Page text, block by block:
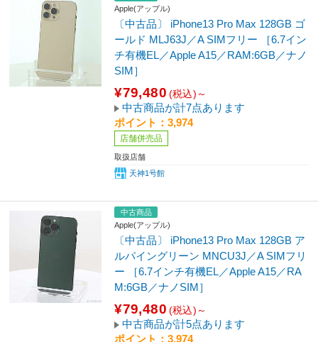
Apple(アップル)
〔中古品〕 iPhone13 Pro Max 128GB ゴ
ールド MLJ63J／A SIMフリー ［6.7イン
チ有機EL／Apple A15／RAM:6GB／ナノ
SIM］
¥79,480 (税込)～
中古商品が計7点あります
ポイント：3,974
店舗併売品
取扱店舗
天神1号館
中古商品
Apple(アップル)
〔中古品〕 iPhone13 Pro Max 128GB ア
ルパイングリーン MNCU3J／A SIMフリ
ー ［6.7インチ有機EL／Apple A15／RA
M:6GB／ナノSIM］
¥79,480 (税込)～
中古商品が計5点あります
ポイント：3,974